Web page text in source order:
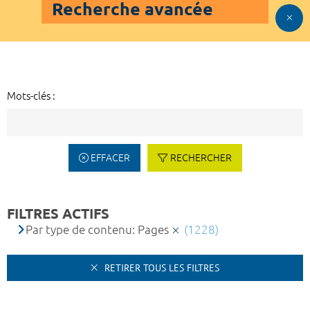
Recherche avancée
Mots-clés :
EFFACER RECHERCHER
FILTRES ACTIFS
Par type de contenu: Pages (1228)
RETIRER TOUS LES FILTRES